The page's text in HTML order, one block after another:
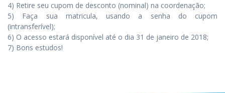
4) Retire seu cupom de desconto (nominal) na coordenação;
5) Faça sua matricula, usando a senha do cupom
(intransferível);
6) O acesso estará disponível até o dia 31 de janeiro de 2018;
7) Bons estudos!